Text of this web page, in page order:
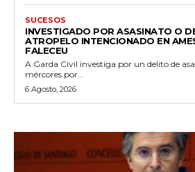
SUCESOS
INVESTIGADO POR ASASINATO O
ATROPELO INTENCIONADO EN
FALECEU
A Garda Civil investiga por un delito de
mércores por...
6 Agosto, 2026